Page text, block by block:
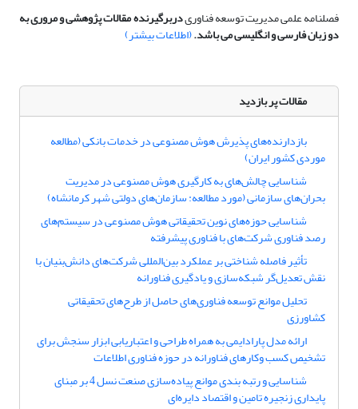
فصلنامه علمی مدیریت توسعه فناوریدربرگیرنده مقالات پژوهشی و مروری به
دو زبان فارسی و انگلیسی می باشد.(اطلاعات بیشتر)
مقالات پر بازدید
بازدارنده‌های پذیرش هوش مصنوعی در خدمات بانکی (مطالعه
موردی کشور ایران)
شناسایی چالش‌های به کارگیری هوش مصنوعی در مدیریت
بحران‌های سازمانی (مورد مطالعه: سازمان‌های دولتی شهر کرمانشاه)
شناسایی حوزه‌های نوین تحقیقاتی هوش مصنوعی در سیستم‌های
رصد فناوری شرکت‌های با فناوری پیشرفته
تأثیر فاصله شناختی بر عملکرد بین‌المللی شرکت‌های دانش‌بنیان با
نقش تعدیل‌گر شبکه‌سازی و یادگیری فناورانه
تحلیل موانع توسعه فناوری‌های حاصل از طرح‌های تحقیقاتی
کشاورزی
ارائه مدل پارادایمی به همراه طراحی و اعتباریابی ابزار سنجش برای
تشخیص کسب وکارهای فناورانه در حوزه فناوری اطلاعات
شناسایی و رتبه بندی موانع پیاده‌سازی صنعت نسل 4 بر مبنای
پایداری زنجیره تامین و اقتصاد دایره‌ای